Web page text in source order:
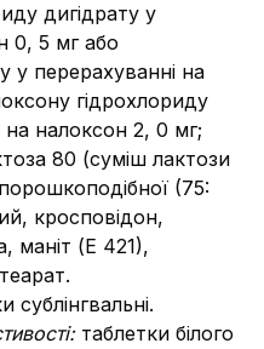
дигідрату у
0, 5 мг або
у перерахуванні на
гідрохлориду
на налоксон 2, 0 мг;
80 (суміш лактози
(75:
кросповідон,
маніт (Е 421),
сублінгвальні.
таблетки білого